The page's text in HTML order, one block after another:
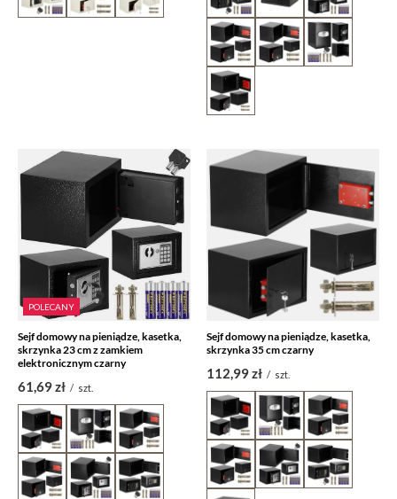
POLECANY
Sejf domowy na pieniądze, kasetka,
skrzynka 23 cm z zamkiem
elektronicznym czarny
61,69 zł / szt.
Sejf domowy na pieniądze, kasetka,
skrzynka 35 cm czarny
112,99 zł / szt.